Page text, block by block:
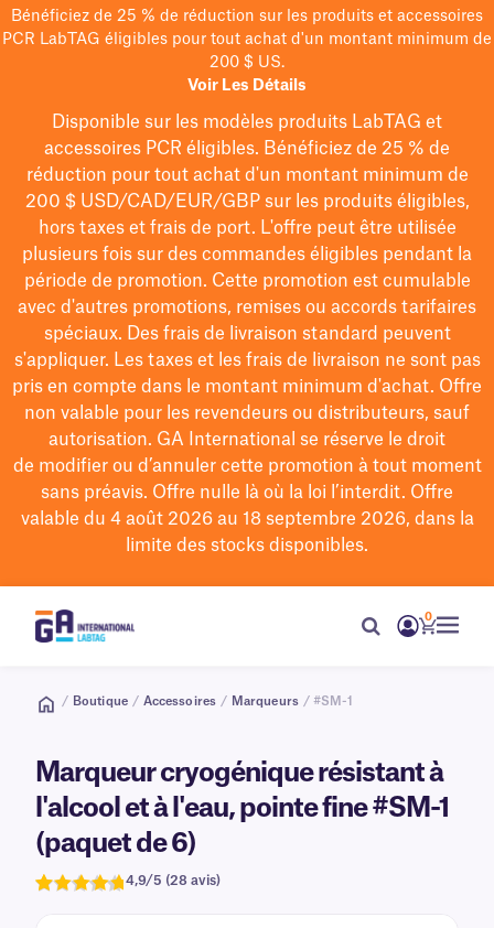
Bénéficiez de 25 % de réduction sur les produits et accessoires
PCR LabTAG éligibles pour tout achat d'un montant minimum de
200 $ US.
Voir Les Détails
Disponible sur les modèles produits LabTAG et
accessoires PCR éligibles. Bénéficiez de 25 % de
réduction pour tout achat d'un montant minimum de
200 $USD/CAD/EUR/GBPsur les produits éligibles,
hors taxes et frais de port. L'offre peut être utilisée
plusieurs fois sur des commandes éligibles pendant la
période de promotion. Cette promotion est cumulable
avec d'autres promotions, remises ou accords tarifaires
spéciaux. Des frais de livraison standard peuvent
s'appliquer. Les taxes et les frais de livraison ne sont pas
pris en compte dans le montant minimum d'achat. Offre
non valable pour les revendeurs ou distributeurs, sauf
autorisation. GA International se réserve le droit
de modifierou d’annuler cette promotion à tout moment
sans préavis. Offre nulle là où la loi l’interdit. Offre
valable du 4 août 2026 au 18 septembre 2026, dans la
limite des stocks disponibles.
0
/ Boutique / Accessoires / Marqueurs / #SM-1
Marqueur cryogénique résistant à
l'alcool et à l'eau, pointe fine #SM-1
(paquet de 6)
4,9/5 (28 avis)